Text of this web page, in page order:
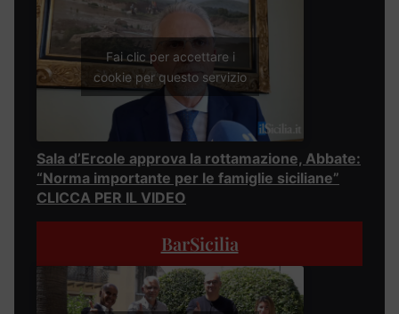
Fai clic per accettare i
cookie per questo servizio
Sala d’Ercole approva la rottamazione, Abbate:
“Norma importante per le famiglie siciliane”
CLICCA PER IL VIDEO
BarSicilia